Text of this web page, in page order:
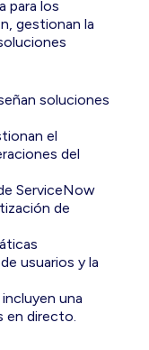
para los
gestionan la
soluciones
el
del
ServiceNow
de
usuarios y la
una
en directo.